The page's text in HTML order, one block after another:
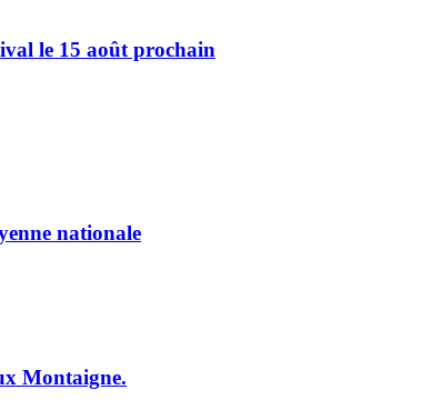
le 15 août prochain
nationale
Montaigne.